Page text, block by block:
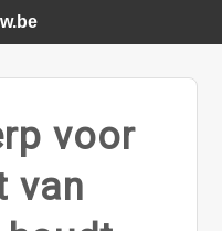
voor
van